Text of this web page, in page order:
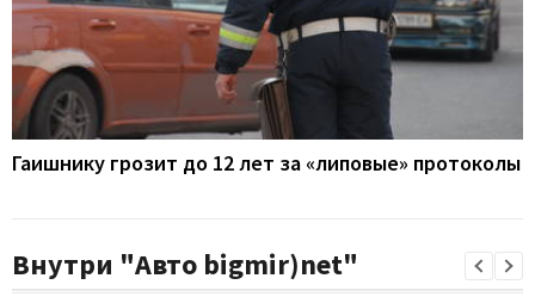
Гаишнику грозит до 12 лет за «липовые» протоколы
Внутри "Авто bigmir)net"